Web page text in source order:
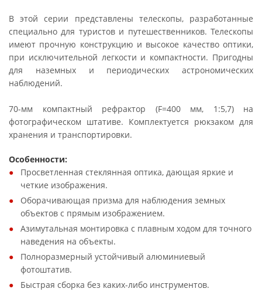
В этой серии представлены телескопы, разработанные
специально для туристов и путешественников. Телескопы
имеют прочную конструкцию и высокое качество оптики,
при исключительной легкости и компактности. Пригодны
для наземных и периодических астрономических
наблюдений.
70-мм компактный рефрактор (F=400 мм, 1:5,7) на
фотографическом штативе. Комплектуется рюкзаком для
хранения и транспортировки.
Особенности:
Просветленная стеклянная оптика, дающая яркие и
четкие изображения.
Оборачивающая призма для наблюдения земных
объектов с прямым изображением.
Азимутальная монтировка с плавным ходом для точного
наведения на объекты.
Полноразмерный устойчивый алюминиевый
фотоштатив.
Быстрая сборка без каких-либо инструментов.